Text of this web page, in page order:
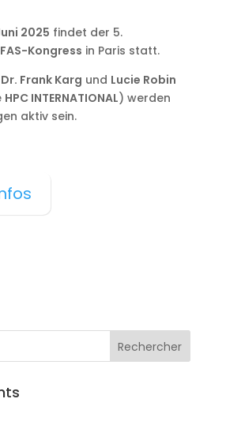
2025 findet der 5.
Kongress in Paris statt.
Dr. Frank Karg und Lucie Robin
HPC INTERNATIONAL) werden
aktiv sein.